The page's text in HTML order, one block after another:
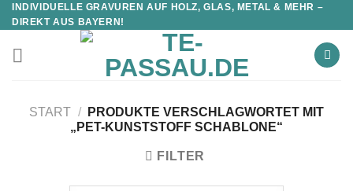
INDIVIDUELLE GRAVUREN AUF HOLZ, GLAS, METAL & MEHR –
DIREKT AUS BAYERN!
START /
PRODUKTE VERSCHLAGWORTET MIT
„PET-KUNSTSTOFF SCHABLONE“
FILTER